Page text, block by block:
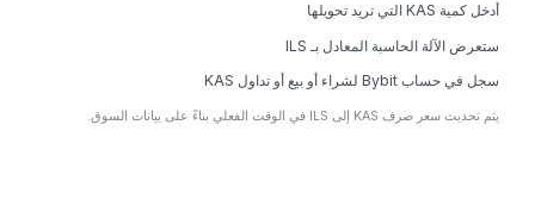
أدخل كمية KAS التي تريد تحويلها
ستعرض الآلة الحاسبة المعادل بـ ILS
سجل في حساب Bybit لشراء أو بيع أو تداول KAS
يتم تحديث سعر صرف KAS إلى ILS في الوقت الفعلي بناءً على بيانات السوق.